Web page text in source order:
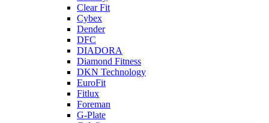
Clear Fit
Cybex
Dender
DFC
DIADORA
Diamond Fitness
DKN Technology
EuroFit
Fitlux
Foreman
G-Plate